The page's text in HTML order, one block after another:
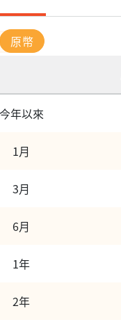
原幣
今年以來
1月
3月
6月
1年
2年